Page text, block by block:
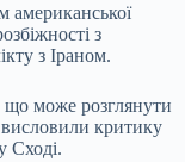
з
з Іраном.
що може розглянути
висловили критику
Сході.